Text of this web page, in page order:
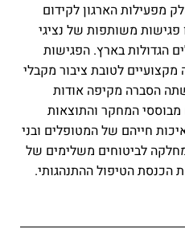
מפעילות הארגון לקידום
פגישות משותפות של נציגי
הגדולות בארץ. הפגישות
לטובת ציבור מקבלי
הסברה מקיפה אודות
מבוססי המחקר והתוצאות
חייהם של המטופלים ובני
לביטוחים משלימים של
הכנסת הטיפול ההתנהגותי.